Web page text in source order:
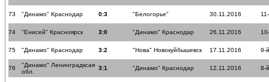
73 "Динамо" Краснодар 0:3 "Белогорье" 30.11.2016
74 "Енисей" Красноярск 3:0 "Динамо" Краснодар 26.11.2016
75 "Динамо" Краснодар 3:2 "Нова" Новокуйбышевск 17.11.2016 9-
76
"Динамо" Ленинградксая
обл.
3:1 "Динамо" Краснодар 12.11.2016 8-